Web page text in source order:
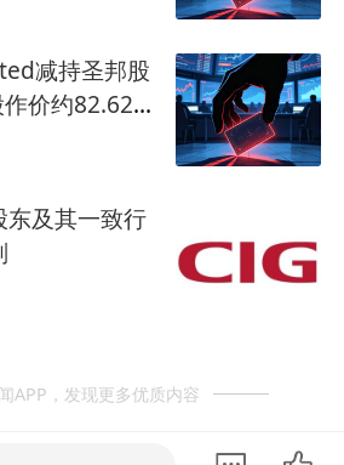
减持圣邦股
价约82.62港
及其一致行
APP，发现更多优质内容